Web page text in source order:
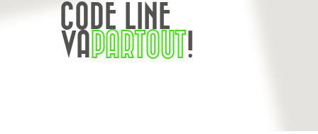
CODE LINE
VAPARTOUT!